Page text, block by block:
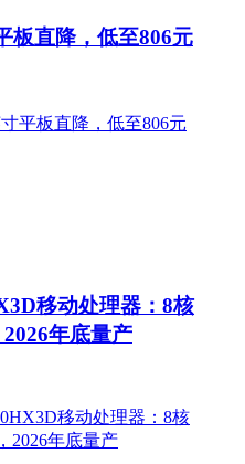
板直降，低至806元
移动处理器：8核
年底量产